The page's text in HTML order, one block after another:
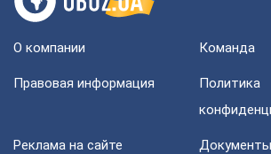
О компании Команда
Правовая информация
Политика
Реклама на сайте Документы